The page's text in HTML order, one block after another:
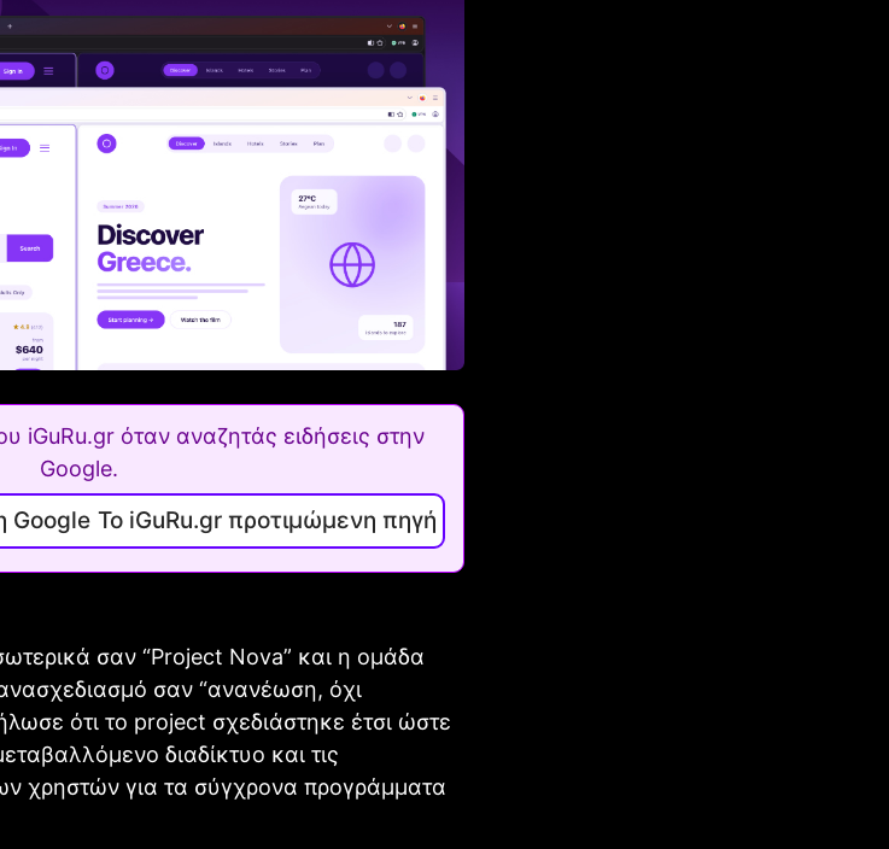
iGuRu.gr όταν αναζητάς ειδήσεις στην
Google.
Το iGuRu.gr προτιμώμενη πηγή
σαν “Project Nova” και η ομάδα
σαν “ανανέωση, όχι
ότι το project σχεδιάστηκε έτσι ώστε
διαδίκτυο και τις
χρηστών για τα σύγχρονα προγράμματα